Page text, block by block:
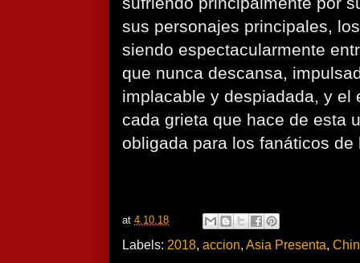
sus personajes principales,
siendo espectacularmente
que nunca descansa,
implacable y despiadada, y el
cada grieta que hace de esta
obligada para los fanáticos de
at 4.10.18
Labels: 2018, accion, Asia Presenta,